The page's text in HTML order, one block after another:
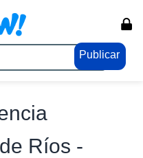
Publicar
Ríos -